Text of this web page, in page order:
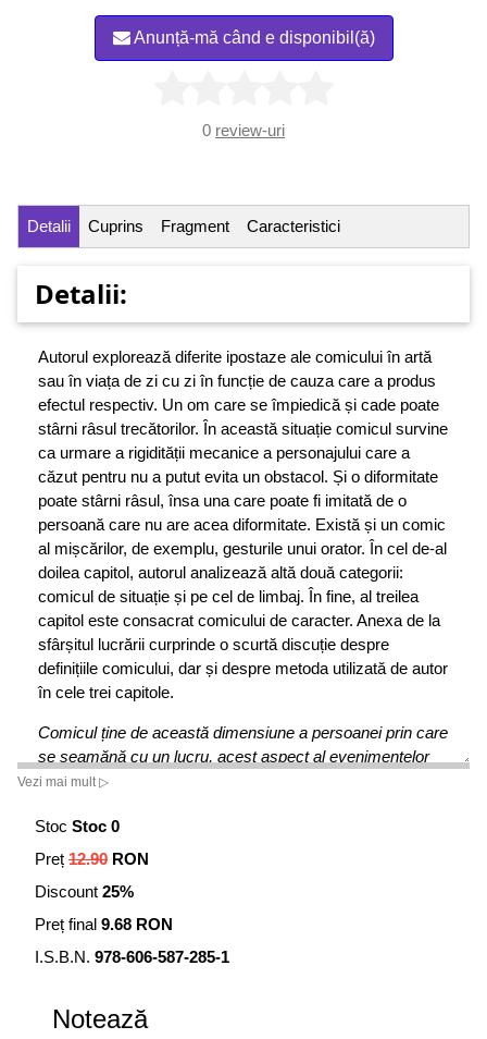
Anunță-mă când e disponibil(ă)
0 review-uri
Detalii Cuprins Fragment Caracteristici
Detalii:
Autorul explorează diferite ipostaze ale comicului în artă
sau în viața de zi cu zi în funcție de cauza care a produs
efectul respectiv. Un om care se împiedică și cade poate
stârni râsul trecătorilor. În această situație comicul survine
ca urmare a rigidității mecanice a personajului care a
căzut pentru nu a putut evita un obstacol. Și o diformitate
poate stârni râsul, însa una care poate fi imitată de o
persoană care nu are acea diformitate. Există și un comic
al mișcărilor, de exemplu, gesturile unui orator. În cel de-al
doilea capitol, autorul analizează altă două categorii:
comicul de situație și pe cel de limbaj. În fine, al treilea
capitol este consacrat comicului de caracter. Anexa de la
sfârșitul lucrării curprinde o scurtă discuție despre
definițiile comicului, dar și despre metoda utilizată de autor
în cele trei capitole.
Comicul ține de această dimensiune a persoanei prin care
se seamănă cu un lucru, acest aspect al evenimentelor
umane care imită prin rigiditatea sa de un fel cu totul
mișcarea fără viață. El exprimă, așadar, o imperfecțiune
individuală sau colectivă care necesită o corecție
un anumit tip de gest social care subliniază și reprimă o
distragere specială a oamenilor și evenimentelor.
Vezi mai mult ▷
Stoc Stoc 0
Preț 12.90 RON
Discount 25%
Preț final 9.68 RON
I.S.B.N. 978-606-587-285-1
Notează